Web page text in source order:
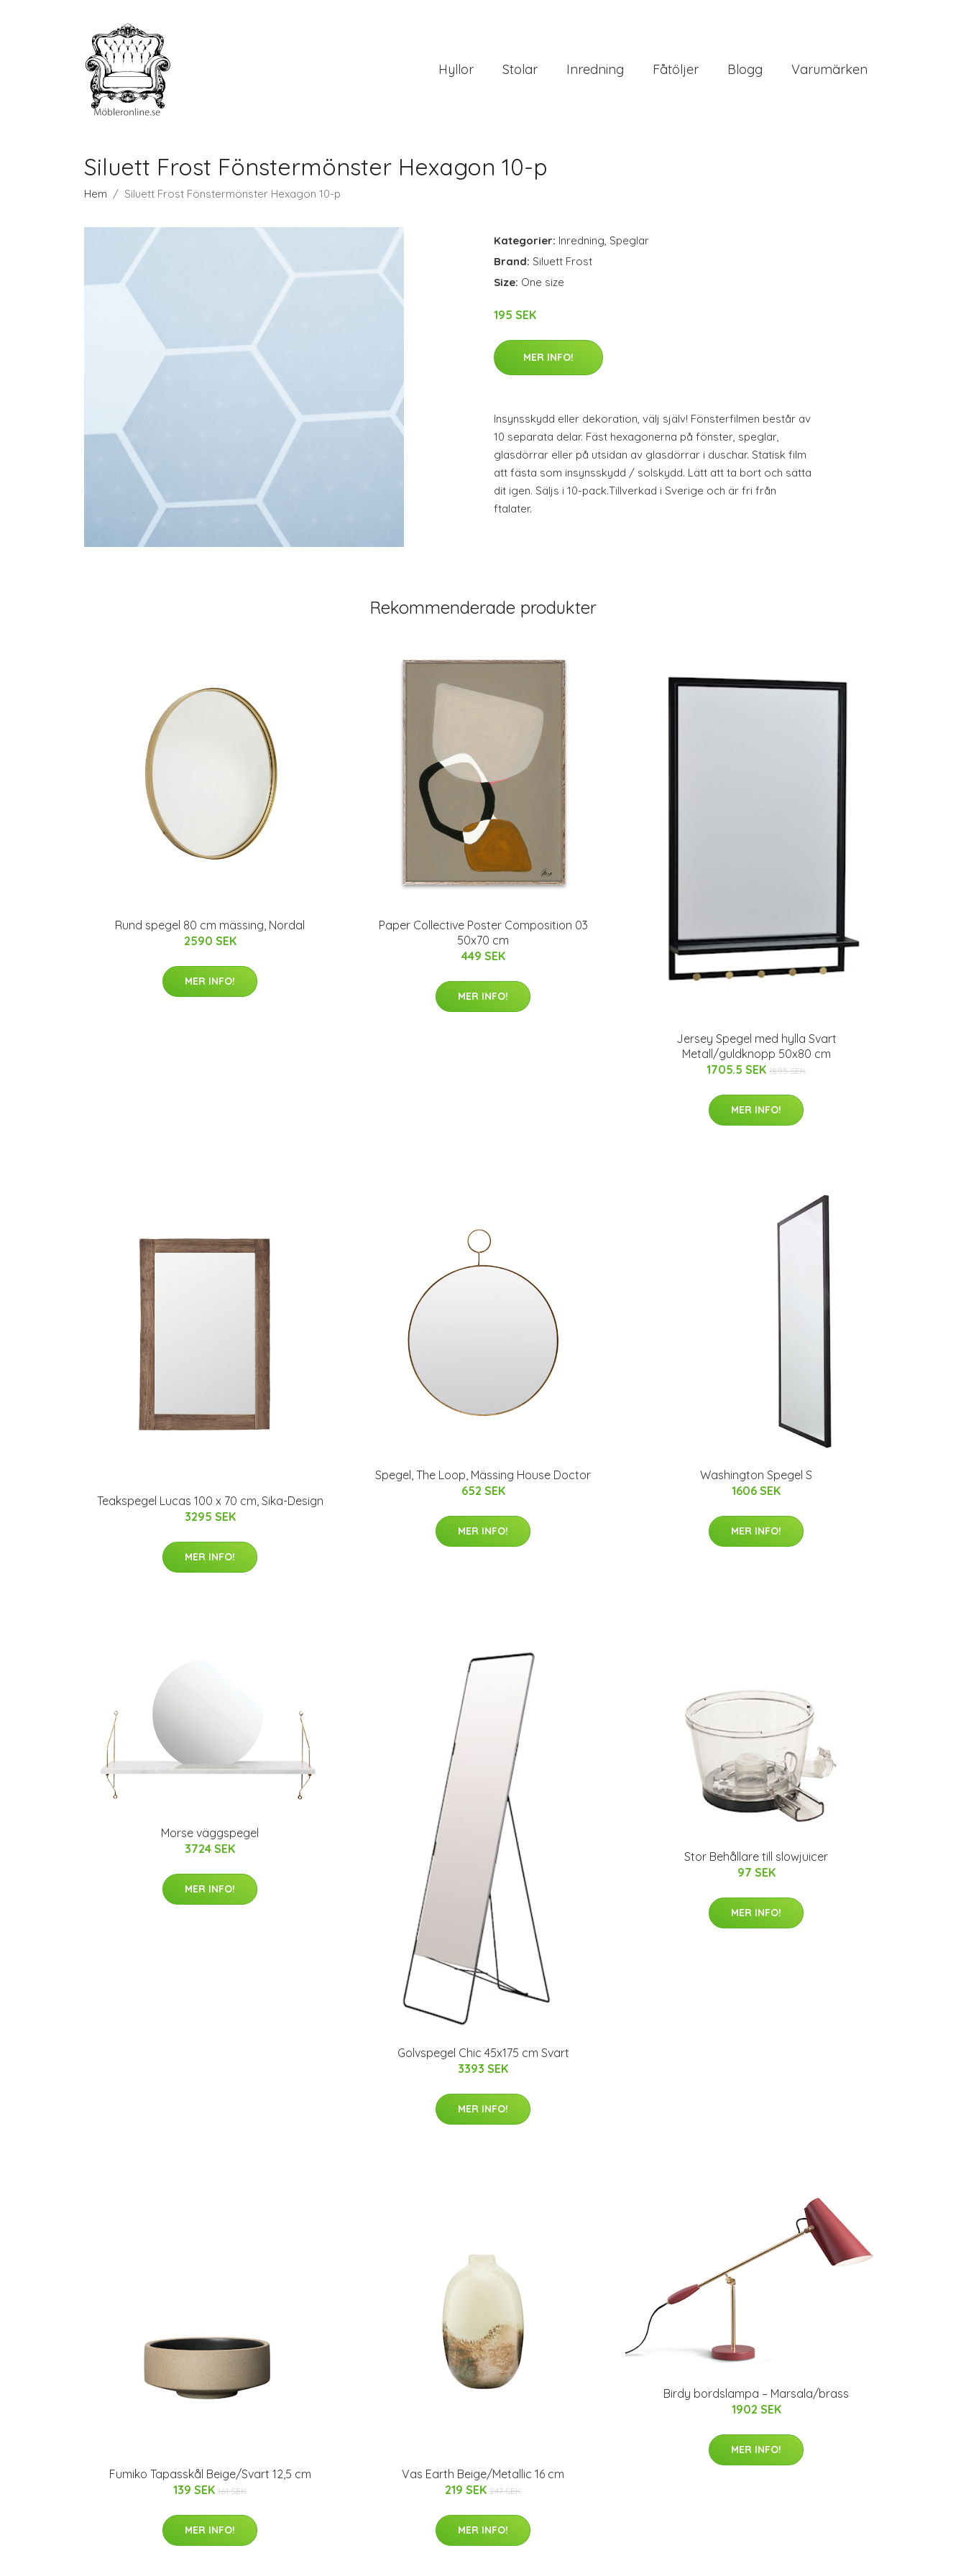
Hyllor Stolar Inredning Fåtöljer Blogg Varumärken
Siluett Frost Fönstermönster Hexagon 10-p
Hem Siluett Frost Fönstermönster Hexagon 10-p
Kategorier: Inredning, Speglar
Brand: Siluett Frost
Size: One size
195 SEK
MER INFO!
Insynsskydd eller dekoration, välj själv! Fönsterfilmen består av
10 separata delar. Fäst hexagonerna på fönster, speglar,
glasdörrar eller på utsidan av glasdörrar i duschar. Statisk film
att fästa som insynsskydd / solskydd. Lätt att ta bort och sätta
dit igen. Säljs i 10-pack.Tillverkad i Sverige och är fri från
ftalater.
Rekommenderade produkter
Rund spegel 80 cm mässing, Nordal
2590 SEK
MER INFO!
Paper Collective Poster Composition 03
50x70 cm
449 SEK
MER INFO!
Jersey Spegel med hylla Svart
Metall/guldknopp 50x80 cm
1705.5 SEK 1895 SEK
MER INFO!
Teakspegel Lucas 100 x 70 cm, Sika-Design
3295 SEK
MER INFO!
Spegel, The Loop, Mässing House Doctor
652 SEK
MER INFO!
Washington Spegel S
1606 SEK
MER INFO!
Morse väggspegel
3724 SEK
MER INFO!
Golvspegel Chic 45x175 cm Svart
3393 SEK
MER INFO!
Stor Behållare till slowjuicer
97 SEK
MER INFO!
Fumiko Tapasskål Beige/Svart 12,5 cm
139 SEK 161 SEK
MER INFO!
Vas Earth Beige/Metallic 16 cm
219 SEK 247 SEK
MER INFO!
Birdy bordslampa – Marsala/brass
1902 SEK
MER INFO!